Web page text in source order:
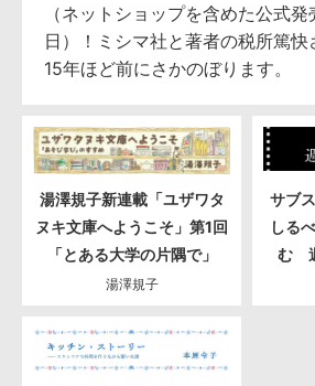
（ネットショップを含めた公式
日）！ミシマ社と著者の税所篤快
15年ほど前にさかのぼります。
湯澤規子新連載「ユザワタ
ヌキ文庫へようこそ」第1回
「とある大学の片隅で」
湯澤規子
サブ
しる
む